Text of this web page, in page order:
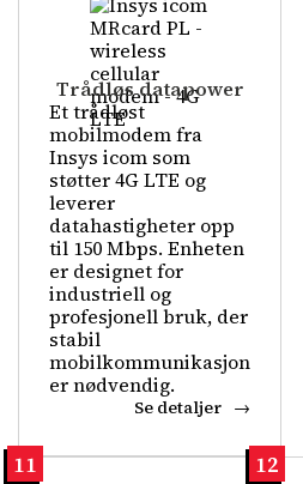
Trådløs datapower
Et trådløst
mobilmodem fra
Insys icom som
støtter 4G LTE og
leverer
datahastigheter opp
til 150 Mbps. Enheten
er designet for
industriell og
profesjonell bruk, der
stabil
mobilkommunikasjon
er nødvendig.
Se detaljer
11 12